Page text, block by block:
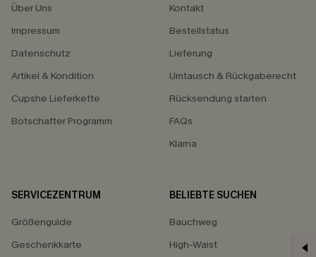
Über Uns
Impressum
Datenschutz
Artikel & Kondition
Cupshe Lieferkette
Botschafter Programm
Kontakt
Bestellstatus
Lieferung
Umtausch & Rückgaberecht
Rücksendung starten
FAQs
Klarna
SERVICEZENTRUM
Größenguide
Geschenkkarte
BELIEBTE SUCHEN
Bauchweg
High-Waist